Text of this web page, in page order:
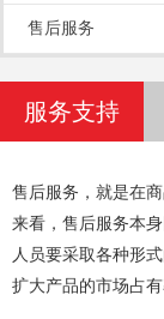
售后服务
服务支持
售后服务，就是在
来看，售后服务本
人员要采取各种形
扩大产品的市场占